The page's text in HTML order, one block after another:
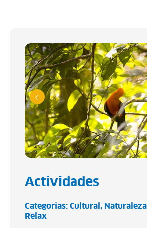
Actividades
Categorias: Cultural Naturaleza
Relax